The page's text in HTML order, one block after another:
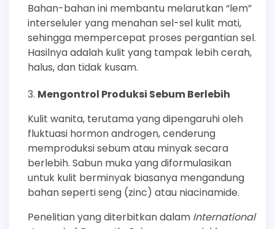
Bahan-bahan ini membantu melarutkan “lem”
interseluler yang menahan sel-sel kulit mati,
sehingga mempercepat proses pergantian sel.
Hasilnya adalah kulit yang tampak lebih cerah,
halus, dan tidak kusam.
Mengontrol Produksi Sebum Berlebih
Kulit wanita, terutama yang dipengaruhi oleh
fluktuasi hormon androgen, cenderung
memproduksi sebum atau minyak secara
berlebih. Sabun muka yang diformulasikan
untuk kulit berminyak biasanya mengandung
bahan seperti seng (zinc) atau niacinamide.
Penelitian yang diterbitkan dalam International